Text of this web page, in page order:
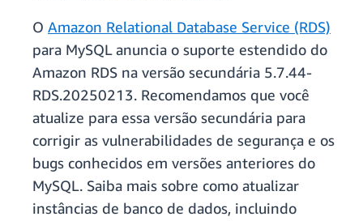
O Amazon Relational Database Service (RDS)
para MySQL anuncia o suporte estendido do
Amazon RDS na versão secundária 5.7.44-
RDS.20250213. Recomendamos que você
atualize para essa versão secundária para
corrigir as vulnerabilidades de segurança e os
bugs conhecidos em versões anteriores do
MySQL. Saiba mais sobre como atualizar
instâncias de banco de dados, incluindo